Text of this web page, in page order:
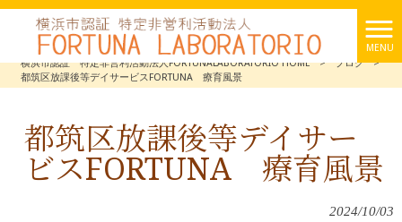
MENU
横浜市認証 特定非営利活動法人FORTUNALABORATORIO HOME
> ブログ
>
都筑区放課後等デイサービスFORTUNA 療育風景
都筑区放課後等デイサー
ビスFORTUNA 療育風景
2024/10/03